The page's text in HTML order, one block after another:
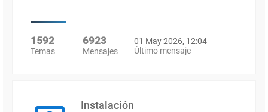
1592
Temas
6923
Mensajes
01 May 2026, 12:04
Último mensaje
Instalación